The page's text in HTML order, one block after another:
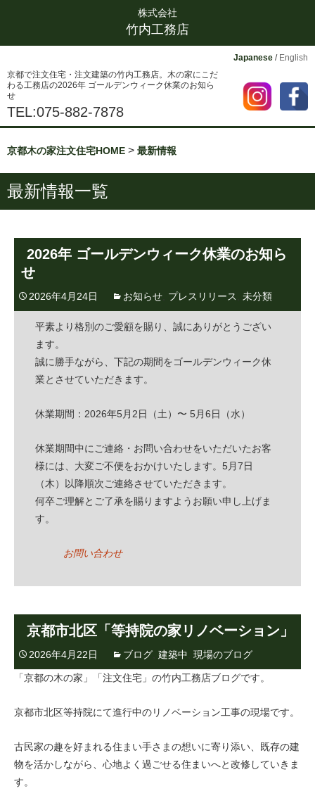
株式会社
竹内工務店
Japanese / English
京都で注文住宅・注文建築の竹内工務店。木の家にこだ
わる工務店の2026年 ゴールデンウィーク休業のお知ら
せ
TEL:075-882-7878
京都木の家注文住宅HOME > 最新情報
最新情報一覧
2026年 ゴールデンウィーク休業のお知ら
せ
2026年4月24日 お知らせ プレスリリース 未分類
平素より格別のご愛顧を賜り、誠にありがとうござい
ます。
誠に勝手ながら、下記の期間をゴールデンウィーク休
業とさせていただきます。
休業期間：2026年5月2日（土）〜 5月6日（水）
休業期間中にご連絡・お問い合わせをいただいたお客
様には、大変ご不便をおかけいたします。5月7日
（木）以降順次ご連絡させていただきます。
何卒ご理解とご了承を賜りますようお願い申し上げま
す。
お問い合わせ
京都市北区「等持院の家リノベーション」
2026年4月22日 ブログ 建築中 現場のブログ
「京都の木の家」「注文住宅」の竹内工務店ブログです。
京都市北区等持院にて進行中のリノベーション工事の現場です。
古民家の趣を好まれる住まい手さまの想いに寄り添い、既存の建
物を活かしながら、心地よく過ごせる住まいへと改修していきま
す。